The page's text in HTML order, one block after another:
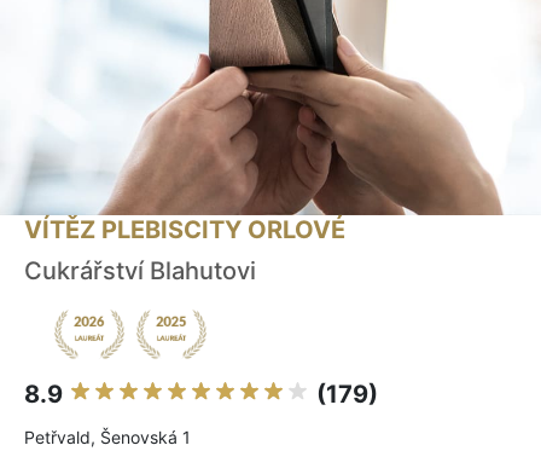
VÍTĚZ PLEBISCITY ORLOVÉ
Cukrářství Blahutovi
8.9 (179)
Petřvald, Šenovská 1